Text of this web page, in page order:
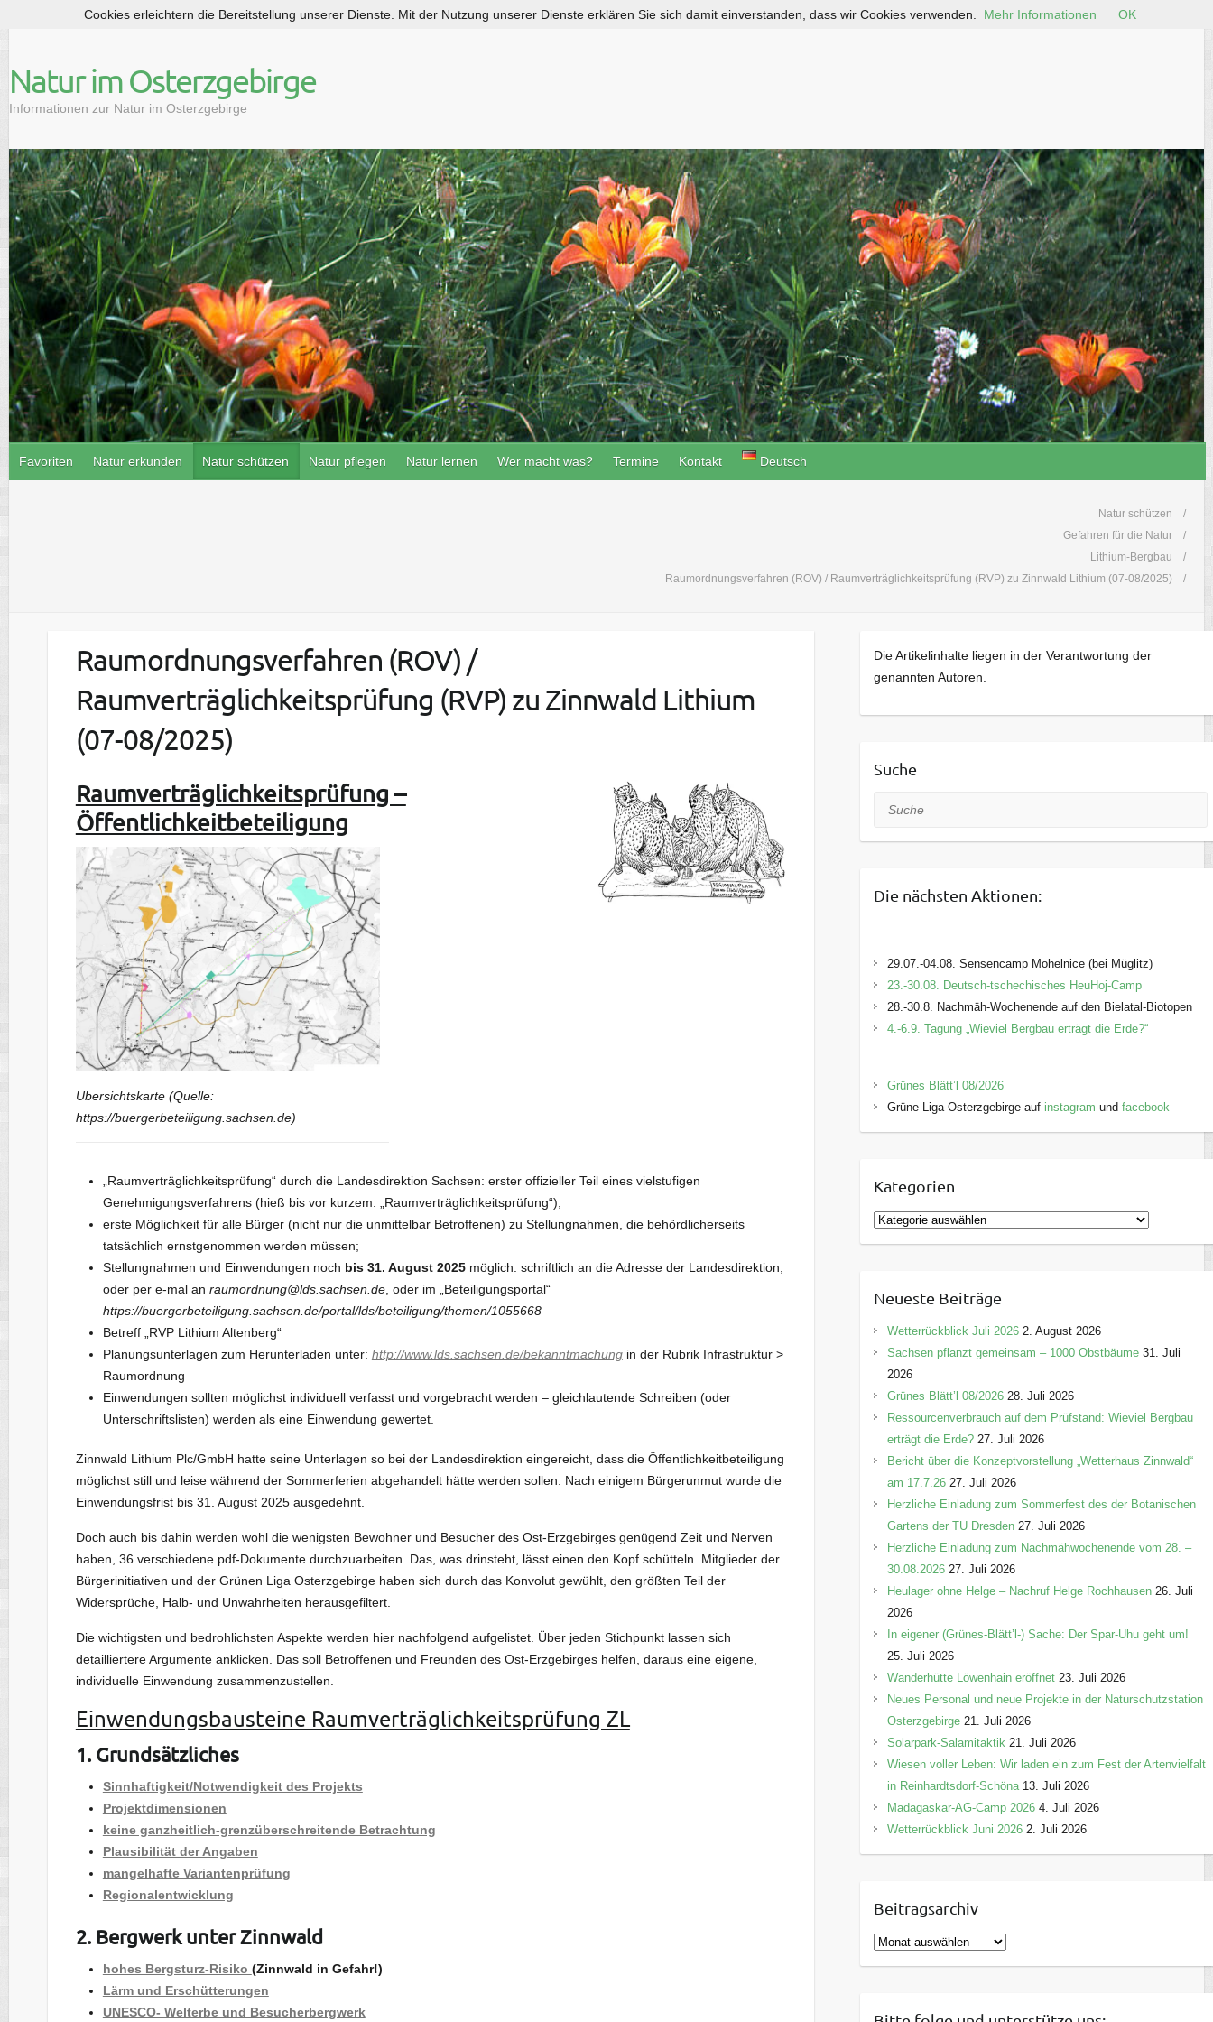
p
t
c
o
n
t
e
n
t
Natur im Osterzgebirge
Informationen zur Natur im Osterzgebirge
Favoriten Natur erkunden Natur schützen Natur pflegen Natur lernen Wer macht was? Termine Kontakt Deutsch
Natur schützen
Gefahren für die Natur
Lithium-Bergbau
Raumordnungsverfahren (ROV) / Raumverträglichkeitsprüfung (RVP) zu Zinnwald Lithium (07-08/2025)
Raumordnungsverfahren (ROV) /
Raumverträglichkeitsprüfung (RVP) zu Zinnwald Lithium
(07-08/2025)
Raumverträglichkeitsprüfung –
Öffentlichkeitbeteiligung
Übersichtskarte (Quelle:
https://buergerbeteiligung.sachsen.de)
„Raumverträglichkeitsprüfung“ durch die Landesdirektion Sachsen: erster offizieller Teil eines vielstufigen
Genehmigungsverfahrens (hieß bis vor kurzem: „Raumverträglichkeitsprüfung“);
erste Möglichkeit für alle Bürger (nicht nur die unmittelbar Betroffenen) zu Stellungnahmen, die behördlicherseits
tatsächlich ernstgenommen werden müssen;
Stellungnahmen und Einwendungen noch bis 31. August 2025möglich: schriftlich an die Adresse der Landesdirektion,
oder per e-mal an raumordnung@lds.sachsen.de, oder im „Beteiligungsportal“
https://buergerbeteiligung.sachsen.de/portal/lds/beteiligung/themen/1055668
Betreff „RVP Lithium Altenberg“
Planungsunterlagen zum Herunterladen unter: http://www.lds.sachsen.de/bekanntmachungin der Rubrik Infrastruktur >
Raumordnung
Einwendungen sollten möglichst individuell verfasst und vorgebracht werden – gleichlautende Schreiben (oder
Unterschriftslisten) werden als eine Einwendung gewertet.
Zinnwald Lithium Plc/GmbH hatte seine Unterlagen so bei der Landesdirektion eingereicht, dass die Öffentlichkeitbeteiligung
möglichst still und leise während der Sommerferien abgehandelt hätte werden sollen. Nach einigem Bürgerunmut wurde die
Einwendungsfrist bis 31. August 2025 ausgedehnt.
Doch auch bis dahin werden wohl die wenigsten Bewohner und Besucher des Ost-Erzgebirges genügend Zeit und Nerven
haben, 36 verschiedene pdf-Dokumente durchzuarbeiten. Das, was drinsteht, lässt einen den Kopf schütteln. Mitglieder der
Bürgerinitiativen und der Grünen Liga Osterzgebirge haben sich durch das Konvolut gewühlt, den größten Teil der
Widersprüche, Halb- und Unwahrheiten herausgefiltert.
Die wichtigsten und bedrohlichsten Aspekte werden hier nachfolgend aufgelistet. Über jeden Stichpunkt lassen sich
detailliertere Argumente anklicken. Das soll Betroffenen und Freunden des Ost-Erzgebirges helfen, daraus eine eigene,
individuelle Einwendung zusammenzustellen.
Einwendungsbausteine Raumverträglichkeitsprüfung ZL
1. Grundsätzliches
Sinnhaftigkeit/Notwendigkeit des Projekts
Projektdimensionen
keine ganzheitlich-grenzüberschreitende Betrachtung
Plausibilität der Angaben
mangelhafte Variantenprüfung
Regionalentwicklung
2. Bergwerk unter Zinnwald
hohes Bergsturz-Risiko (Zinnwald in Gefahr!)
Lärm und Erschütterungen
UNESCO- Welterbe und Besucherbergwerk
Die Artikelinhalte liegen in der Verantwortung der
genannten Autoren.
Suche
Suche
Die nächsten Aktionen:
29.07.-04.08. Sensencamp Mohelnice (bei Müglitz)
23.-30.08. Deutsch-tschechisches HeuHoj-Camp
28.-30.8. Nachmäh-Wochenende auf den Bielatal-Biotopen
4.-6.9. Tagung „Wieviel Bergbau erträgt die Erde?“
Grünes Blätt’l 08/2026
Grüne Liga Osterzgebirge auf instagram und facebook
Kategorien
K
a
g
o
r
e
n
Neueste Beiträge
Wetterrückblick Juli 2026 2. August 2026
Sachsen pflanzt gemeinsam – 1000 Obstbäume 31. Juli
2026
Grünes Blätt’l 08/2026 28. Juli 2026
Ressourcenverbrauch auf dem Prüfstand: Wieviel Bergbau
erträgt die Erde? 27. Juli 2026
Bericht über die Konzeptvorstellung „Wetterhaus Zinnwald“
am 17.7.26 27. Juli 2026
Herzliche Einladung zum Sommerfest des der Botanischen
Gartens der TU Dresden 27. Juli 2026
Herzliche Einladung zum Nachmähwochenende vom 28. –
30.08.2026 27. Juli 2026
Heulager ohne Helge – Nachruf Helge Rochhausen 26. Juli
2026
In eigener (Grünes-Blätt’l-) Sache: Der Spar-Uhu geht um!
25. Juli 2026
Wanderhütte Löwenhain eröffnet 23. Juli 2026
Neues Personal und neue Projekte in der Naturschutzstation
Osterzgebirge 21. Juli 2026
Solarpark-Salamitaktik 21. Juli 2026
Wiesen voller Leben: Wir laden ein zum Fest der Artenvielfalt
in Reinhardtsdorf-Schöna 13. Juli 2026
Madagaskar-AG-Camp 2026 4. Juli 2026
Wetterrückblick Juni 2026 2. Juli 2026
Beitragsarchiv
B
e
Cookies erleichtern die Bereitstellung unserer Dienste. Mit der Nutzung unserer Dienste erklären Sie sich damit einverstanden, dass wir Cookies verwenden. Mehr Informationen OK